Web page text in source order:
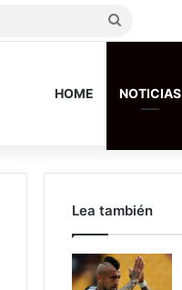
HOME NOTICIAS
Lea también